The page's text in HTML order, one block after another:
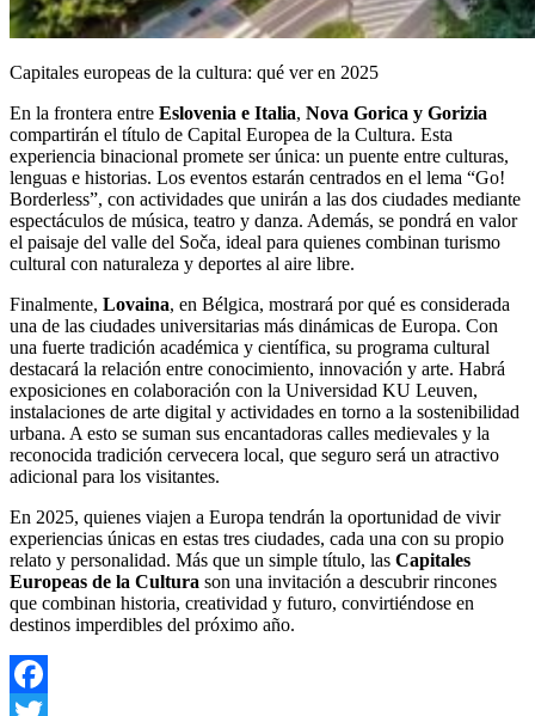
Capitales europeas de la cultura: qué ver en 2025
En la frontera entre Eslovenia e Italia, Nova Gorica y Gorizia
compartirán el título de Capital Europea de la Cultura. Esta
experiencia binacional promete ser única: un puente entre culturas,
lenguas e historias. Los eventos estarán centrados en el lema “Go!
Borderless”, con actividades que unirán a las dos ciudades mediante
espectáculos de música, teatro y danza. Además, se pondrá en valor
el paisaje del valle del Soča, ideal para quienes combinan turismo
cultural con naturaleza y deportes al aire libre.
Finalmente, Lovaina, en Bélgica, mostrará por qué es considerada
una de las ciudades universitarias más dinámicas de Europa. Con
una fuerte tradición académica y científica, su programa cultural
destacará la relación entre conocimiento, innovación y arte. Habrá
exposiciones en colaboración con la Universidad KU Leuven,
instalaciones de arte digital y actividades en torno a la sostenibilidad
urbana. A esto se suman sus encantadoras calles medievales y la
reconocida tradición cervecera local, que seguro será un atractivo
adicional para los visitantes.
En 2025, quienes viajen a Europa tendrán la oportunidad de vivir
experiencias únicas en estas tres ciudades, cada una con su propio
relato y personalidad. Más que un simple título, las Capitales
Europeas de la Cultura son una invitación a descubrir rincones
que combinan historia, creatividad y futuro, convirtiéndose en
destinos imperdibles del próximo año.